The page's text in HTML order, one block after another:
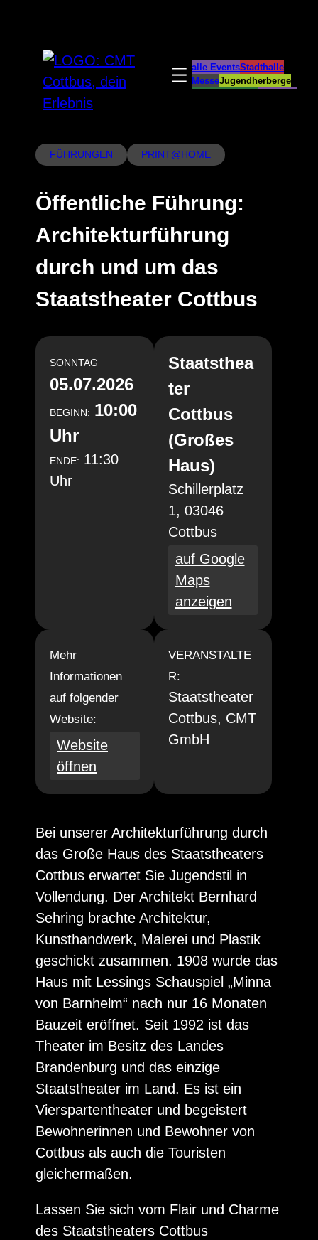
springen
alle EventsStadthalle
MesseJugendherberge
FÜHRUNGEN PRINT@HOME
Öffentliche Führung:
Architekturführung
durch und um das
Staatstheater Cottbus
SONNTAG
05.07.2026
BEGINN: 10:00
Uhr
ENDE: 11:30
Uhr
Staatsthea
ter
Cottbus
(Großes
Haus)
Schillerplatz
1, 03046
Cottbus
auf Google
Maps
anzeigen
Mehr
Informationen
auf folgender
Website:
Website
öffnen
VERANSTALTE
R:
Staatstheater
Cottbus, CMT
GmbH
Bei unserer Architekturführung durch
das Große Haus des Staatstheaters
Cottbus erwartet Sie Jugendstil in
Vollendung. Der Architekt Bernhard
Sehring brachte Architektur,
Kunsthandwerk, Malerei und Plastik
geschickt zusammen. 1908 wurde das
Haus mit Lessings Schauspiel „Minna
von Barnhelm“ nach nur 16 Monaten
Bauzeit eröffnet. Seit 1992 ist das
Theater im Besitz des Landes
Brandenburg und das einzige
Staatstheater im Land. Es ist ein
Vierspartentheater und begeistert
Bewohnerinnen und Bewohner von
Cottbus als auch die Touristen
gleichermaßen.
Lassen Sie sich vom Flair und Charme
des Staatstheaters Cottbus